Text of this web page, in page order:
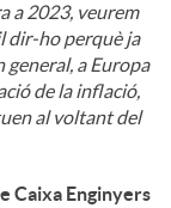
a 2023, veurem
dir-ho perquè ja
general, a Europa
de la inflació,
al voltant del
Caixa Enginyers